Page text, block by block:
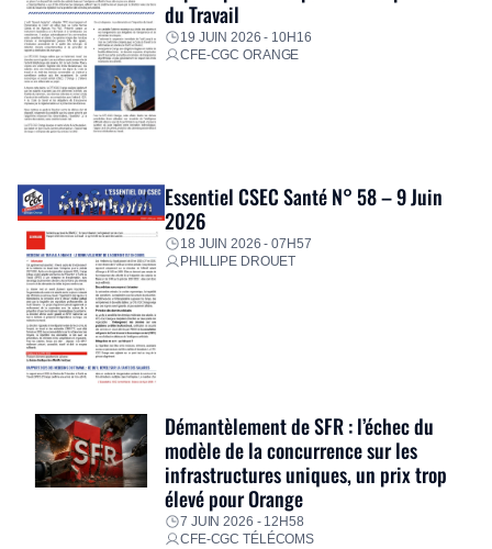
du Travail
19 JUIN 2026 - 10H16
CFE-CGC ORANGE
Essentiel CSEC Santé N° 58 – 9 Juin
2026
18 JUIN 2026 - 07H57
PHILLIPE DROUET
Démantèlement de SFR : l’échec du
modèle de la concurrence sur les
infrastructures uniques, un prix trop
élevé pour Orange
7 JUIN 2026 - 12H58
CFE-CGC TÉLÉCOMS